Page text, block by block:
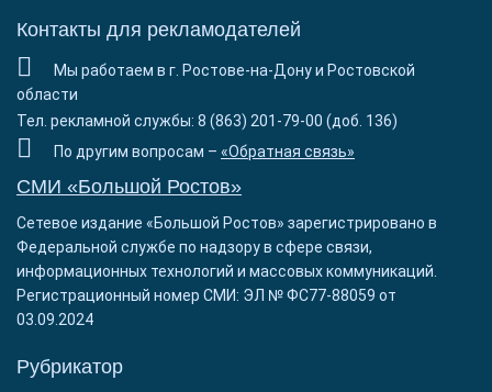
Контакты для рекламодателей
Мы работаем в г. Ростове-на-Дону и Ростовской
области
Тел. рекламной службы: 8 (863) 201-79-00 (доб. 136)
По другим вопросам – «Обратная связь»
СМИ «Большой Ростов»
Сетевое издание «Большой Ростов» зарегистрировано в
Федеральной службе по надзору в сфере связи,
информационных технологий и массовых коммуникаций.
Регистрационный номер СМИ: ЭЛ № ФС77-88059 от
03.09.2024
Рубрикатор